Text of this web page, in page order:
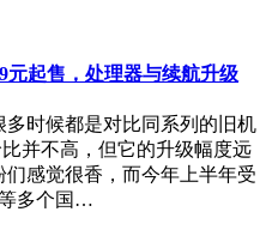
元起售，处理器与续航升级
时候都是对比同系列的旧机
并不高，但它的升级幅度远
感觉很香，而今年上半年受
多个国…